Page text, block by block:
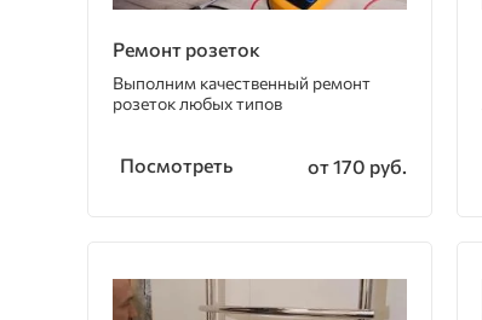
Ремонт розеток
Выполним качественный ремонт
розеток любых типов
Посмотреть от 170 руб.